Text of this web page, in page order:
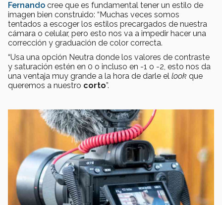
Fernando cree que es fundamental tener un estilo de
imagen bien construido: “Muchas veces somos
tentados a escoger los estilos precargados de nuestra
cámara o celular, pero esto nos va a impedir hacer una
corrección y graduación de color correcta.
“Usa una opción Neutra donde los valores de contraste
y saturación estén en 0 o incluso en -1 o -2, esto nos da
una ventaja muy grande a la hora de darle el look que
queremos a nuestro corto”.